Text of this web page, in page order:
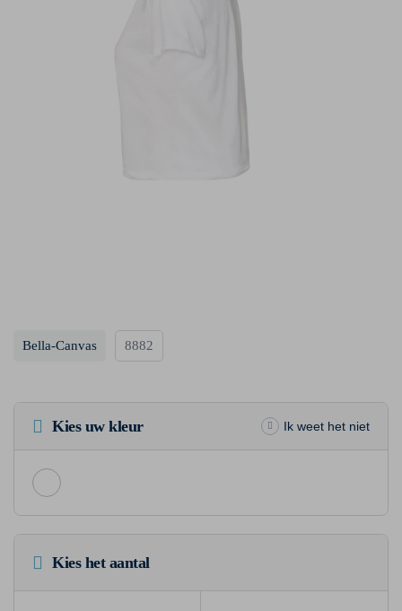
Bella-Canvas 8882
Kies uw kleur Ik weet het niet
Kies het aantal